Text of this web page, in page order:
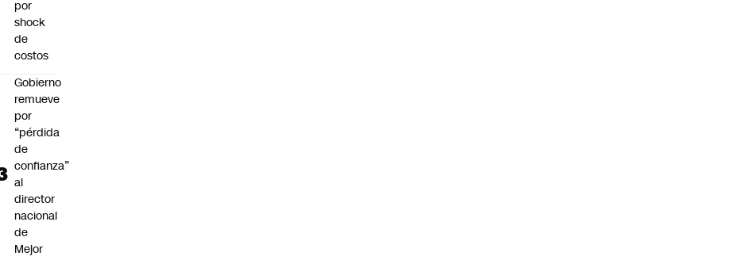
por
shock
de
costos
Gobierno
remueve
por
“pérdida
de
confianza”
al
director
nacional
de
Mejor